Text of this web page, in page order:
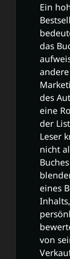
Ein
das
des
eine
der
Leser
nicht
eines
von